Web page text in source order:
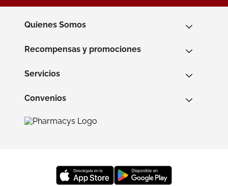
Quienes Somos
Recompensas y promociones
Servicios
Convenios